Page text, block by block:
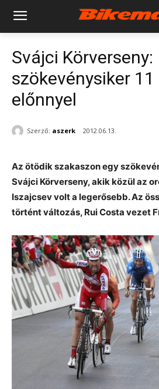
Svájci Körverseny:
szökevénysiker 11
előnnyel
Szerző: aszerk 2012.06.13.
Az ötödik szakaszon egy
Svájci Körverseny, akik közül az
Iszajcsev volt a legerősebb. Az
történt változás, Rui Costa vezet